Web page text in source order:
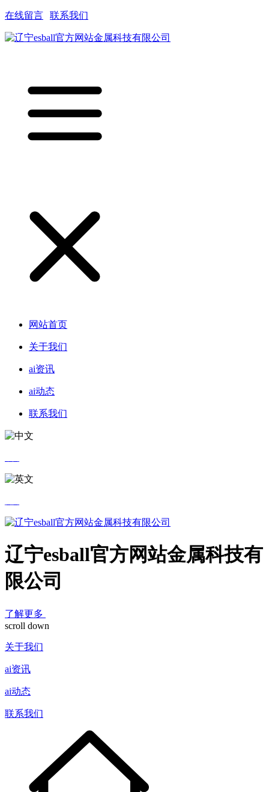
在线留言 联系我们
网站首页
关于我们
ai资讯
ai动态
联系我们
辽宁esball官方网站金属科技有
限公司
了解更多
scroll down
关于我们
ai资讯
ai动态
联系我们